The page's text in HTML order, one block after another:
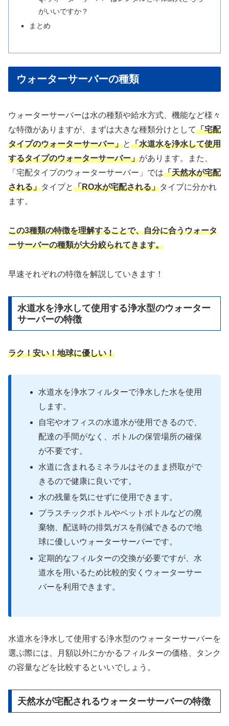
がいいですか？
まとめ
ウォーターサーバーの種類
ウォーターサーバーは水の種類や給水方式、機能など様々
な特徴がありますが、まずは大きな種類分けとして「宅配
タイプのウォーターサーバー」と「水道水を浄水して使用
するタイプのウォーターサーバー」があります。また、
「宅配タイプのウォーターサーバー」では「天然水が宅配
される」タイプと「RO水が宅配される」タイプに分かれ
ます。
この3種類の特徴を理解することで、自分に合うウォータ
ーサーバーの種類が大分絞られてきます。
早速それぞれの特徴を解説していきます！
水道水を浄水して使用する浄水型のウォーター
サーバーの特徴
ラク！安い！地球に優しい！
水道水を浄水フィルターで浄水した水を使用
します。
自宅やオフィスの水道水が使用できるので、
配達の手間がなく、ボトルの保管場所の確保
が不要です。
水道に含まれるミネラルはそのまま摂取がで
きるので健康に良いです。
水の残量を気にせずに使用できます。
プラスチックボトルやペットボトルなどの廃
棄物、配送時の排気ガスを削減できるので地
球に優しいウォーターサーバーです。
定期的なフィルターの交換が必要ですが、水
道水を用いるため比較的安くウォーターサー
バーを利用できます。
水道水を浄水して使用する浄水型のウォーターサーバーを
選ぶ際には、月額以外にかかるフィルターの価格、タンク
の容量などを比較するといいでしょう。
天然水が宅配されるウォーターサーバーの特徴